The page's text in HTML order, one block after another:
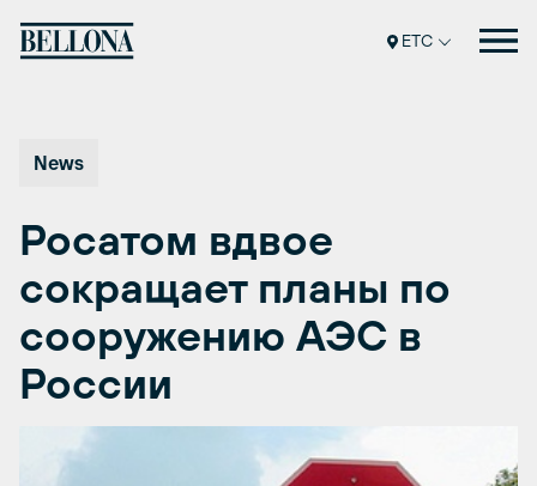
ETC
News
Росатом вдвое
сокращает планы по
сооружению АЭС в
России